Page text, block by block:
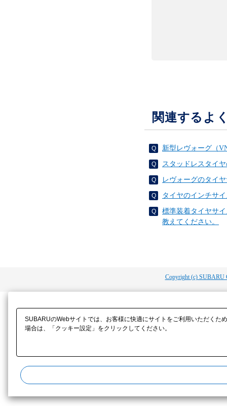
関連するよ
新型レヴォーグ（
スタッドレスタイ
レヴォーグのタイ
タイヤのインチサ
標準装着タイヤサ
教えてください。
Copyright (c) SUBARU
SUBARUのWebサイトでは、お客様に快適にサイトをご利用いただく
場合は、「クッキー設定」をクリックしてください。​